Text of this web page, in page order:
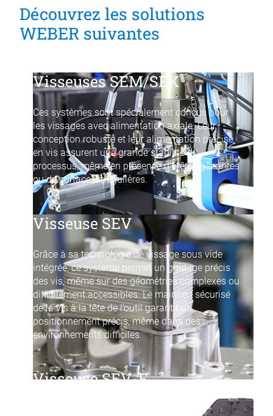
Découvrez les solutions
WEBER suivantes
Visseuses SEM/SEK
Ces systèmes sont spécialement conçus pour
les vissages avec alimentation axiale. Leur
conception robuste et leur alimentation précise
en vis assurent une grande stabilité du
processus, même en présence d’arêtes gênantes
ou de surfaces irrégulières.
Visseuse SEV
Grâce à sa technologie de vissage sous vide
intégrée, ce système permet un guidage précis
des vis, même sur des géométries complexes ou
difficilement accessibles. Le maintien sécurisé
de la vis à la tête de l’outil garantit un
positionnement précis, même dans des
environnements difficiles.
Visseuse SEV-E